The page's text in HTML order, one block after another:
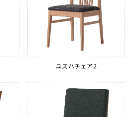
ユズハチェア2